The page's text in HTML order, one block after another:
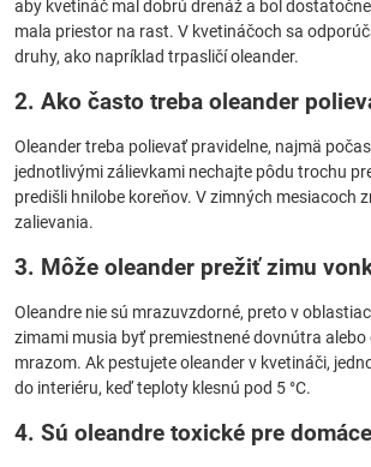
aby kvetináč mal dobrú drenáž a bol
mala priestor na rast. V kvetináčoch sa
druhy, ako napríklad trpasličí oleander.
2. Ako často treba oleander
Oleander treba polievať pravidelne, najmä
jednotlivými zálievkami nechajte pôdu trochu
predišli hnilobe koreňov. V zimných mesiacoch
zalievania.
3. Môže oleander prežiť zimu
Oleandre nie sú mrazuvzdorné, preto v
zimami musia byť premiestnené dovnútra alebo
mrazom. Ak pestujete oleander v kvetináči,
do interiéru, keď teploty klesnú pod 5 °C.
4. Sú oleandre toxické pre